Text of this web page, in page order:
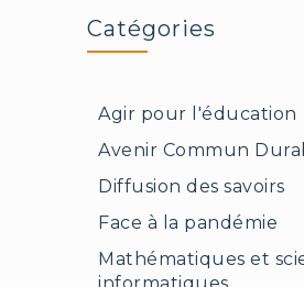
Catégories
Agir pour l'éducation
Avenir Commun
Diffusion des savoirs
Face à la pandémie
Mathématiques et